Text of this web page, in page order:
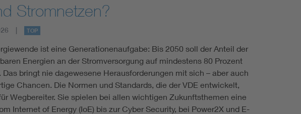
Stromnetzen?
TOP
ist eine Generationenaufgabe: Bis 2050 soll der Anteil der
Energien an der Stromversorgung auf mindestens 80 Prozent
Das bringt nie dagewesene Herausforderungen mit sich – aber auch
Chancen. Die Normen und Standards, die der VDE entwickelt,
Wegbereiter. Sie spielen bei allen wichtigen Zukunftsthemen eine
Internet of Energy (IoE) bis zur Cyber Security, bei Power2X und E-